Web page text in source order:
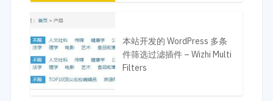
本站开发的 WordPress 多条
件筛选过滤插件 – Wizhi Multi
Filters